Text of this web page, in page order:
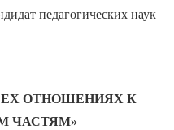
педагогических наук
ОТНОШЕНИЯХ К
ЧАСТЯМ»